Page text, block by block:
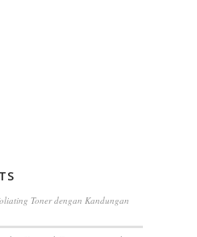
Toner dengan Kandungan